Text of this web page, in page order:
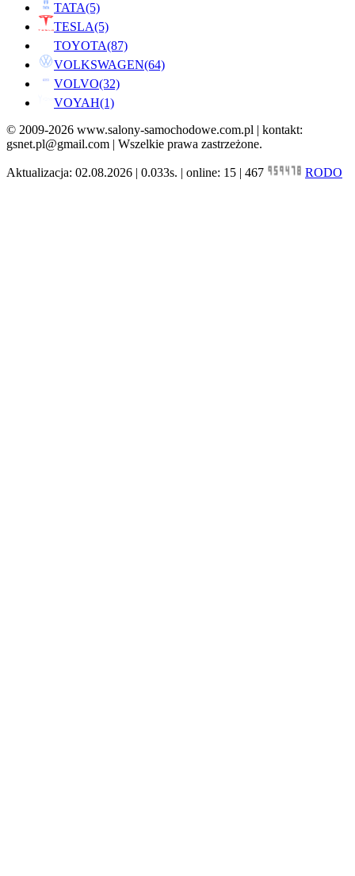
TATA(5)
TESLA(5)
TOYOTA(87)
VOLKSWAGEN(64)
VOLVO(32)
VOYAH(1)
© 2009-2026 www.salony-samochodowe.com.pl | kontakt:
gsnet.pl@gmail.com | Wszelkie prawa zastrzeżone.
Aktualizacja: 02.08.2026 | 0.033s. | online: 15 | 467 RODO